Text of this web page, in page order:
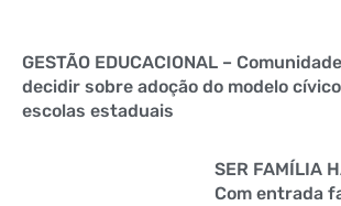
GESTÃO EDUCACIONAL –
decidir sobre adoção do modelo
escolas estaduais
SER FAMÍLIA
Com entrada